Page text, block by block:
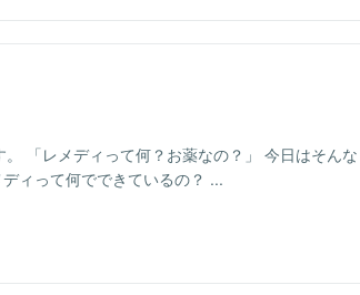
「レメディって何？お薬なの？」 今日はそんな
って何でできているの？ ...